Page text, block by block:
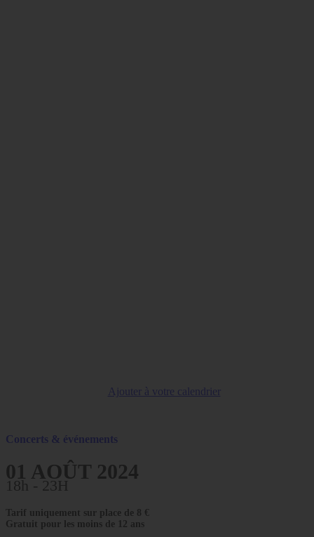
Ajouter à votre calendrier
Concerts & événements
01 AOÛT 2024
18h - 23H
Tarif uniquement sur place de 8 €
Gratuit pour les moins de 12 ans